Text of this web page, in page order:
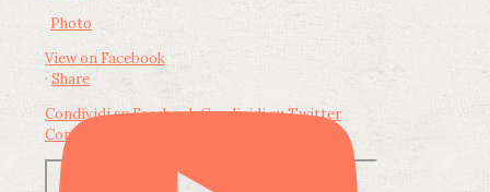
Photo
View on Facebook
· Share
Condividi su FacebookCondividi su Twitter
Condividi su LinkedIn